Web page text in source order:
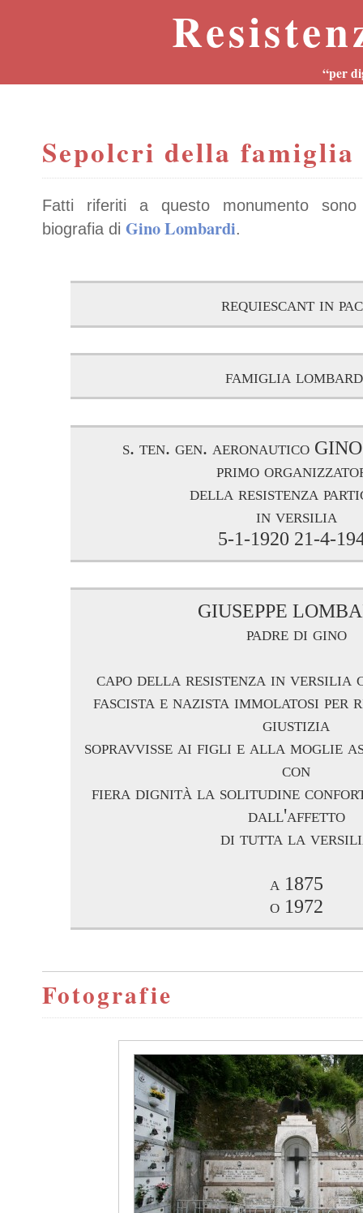
“per
Sepolcri della
Fatti riferiti a questo monumento sono
biografia di Gino Lombardi.
requiescant in
famiglia
s. ten. gen. aeronautico
primo
della resistenza
in versilia
5-1-1920 21-4-
GIUSEPPE
padre di gino
capo della resistenza in
fascista e nazista immolatosi
giustizia
sopravvisse ai figli e alla moglie
con
fiera dignità la solitudine
dall'affetto
di tutta la
a 1875
o 1972
Fotografie